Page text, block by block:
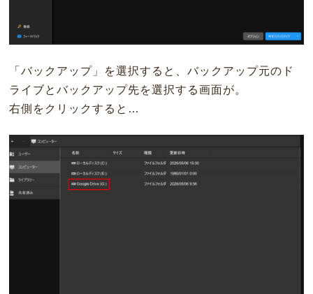
「バックアップ」を選択すると、バックアップ元のド
ライブとバックアップ先を選択する画面が。
右側をクリックすると…